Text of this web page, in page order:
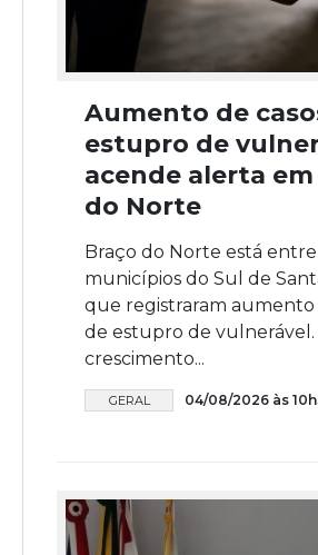
Aumento de
estupro de
acende alerta
do Norte
Braço do Norte está entre
municípios do Sul de
que registraram aumento
de estupro de vulnerável.
crescimento...
GERAL 04/08/2026 às